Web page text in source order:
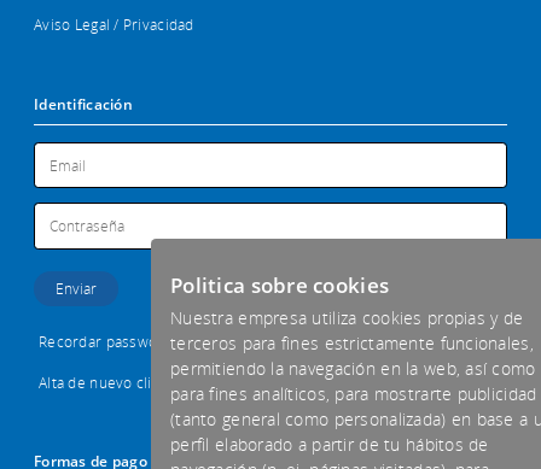
Aviso Legal / Privacidad
Identificación
Recordar password
Alta de nuevo cliente
Formas de pago aceptadas
Politica sobre cookies
Nuestra empresa utiliza cookies propias y de
terceros para fines estrictamente funcionales,
permitiendo la navegación en la web, así como
para fines analíticos, para mostrarte publicidad
(tanto general como personalizada) en base a
perfil elaborado a partir de tu hábitos de